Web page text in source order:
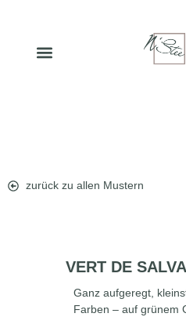
zurück zu allen Mustern
VERT DE
Ganz aufgeregt,
Farben – auf grünem